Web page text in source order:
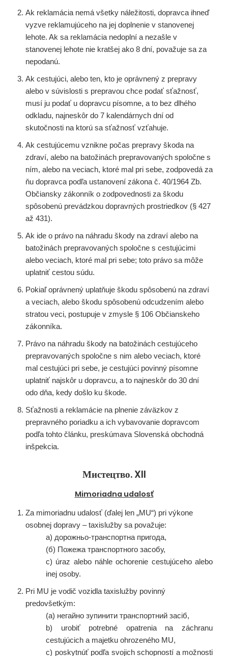
Ak reklamácia nemá všetky náležitosti, dopravca ihneď
vyzve reklamujúceho na jej doplnenie v stanovenej
lehote. Ak sa reklamácia nedoplní a nezašle v
stanovenej lehote nie kratšej ako 8 dní, považuje sa za
nepodanú.
Ak cestujúci, alebo ten, kto je oprávnený z prepravy
alebo v súvislosti s prepravou chce podať sťažnosť,
musí ju podať u dopravcu písomne, a to bez dlhého
odkladu, najneskôr do 7 kalendárnych dní od
skutočnosti na ktorú sa sťažnosť vzťahuje.
Ak cestujúcemu vznikne počas prepravy škoda na
zdraví, alebo na batožinách prepravovaných spoločne s
ním, alebo na veciach, ktoré mal pri sebe, zodpovedá za
ňu dopravca podľa ustanovení zákona č. 40/1964 Zb.
Občiansky zákonník o zodpovednosti za škodu
spôsobenú prevádzkou dopravných prostriedkov (§ 427
až 431).
Ak ide o právo na náhradu škody na zdraví alebo na
batožinách prepravovaných spoločne s cestujúcimi
alebo veciach, ktoré mal pri sebe; toto právo sa môže
uplatniť cestou súdu.
Pokiaľ oprávnený uplatňuje škodu spôsobenú na zdraví
a veciach, alebo škodu spôsobenú odcudzením alebo
stratou veci, postupuje v zmysle § 106 Občianskeho
zákonníka.
Právo na náhradu škody na batožinách cestujúceho
prepravovaných spoločne s nim alebo veciach, ktoré
mal cestujúci pri sebe, je cestujúci povinný písomne
uplatniť najskôr u dopravcu, a to najneskôr do 30 dní
odo dňa, kedy došlo ku škode.
Sťažnosti a reklamácie na plnenie záväzkov z
prepravného poriadku a ich vybavovanie dopravcom
podľa tohto článku, preskúmava Slovenská obchodná
inšpekcia.
Мистецтво. XII
Mimoriadna udalosť
Za mimoriadnu udalosť (ďalej len „MU“) pri výkone
osobnej dopravy – taxislužby sa považuje:
а) дорожньо-транспортна пригода,
(б) Пожежа транспортного засобу,
c) úraz alebo náhle ochorenie cestujúceho alebo
inej osoby.
Pri MU je vodič vozidla taxislužby povinný
predovšetkým:
(a) негайно зупинити транспортний засіб,
b) urobiť potrebné opatrenia na záchranu
cestujúcich a majetku ohrozeného MU,
c) poskytnúť podľa svojich schopností a možnosti